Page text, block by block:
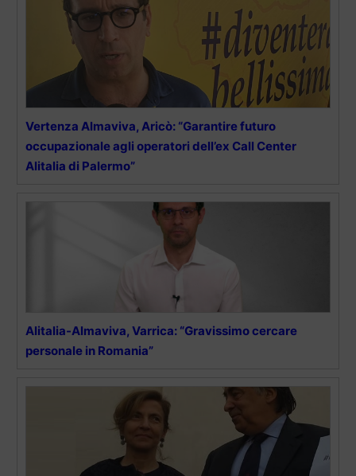
Vertenza Almaviva, Aricò: “Garantire futuro
occupazionale agli operatori dell’ex Call Center
Alitalia di Palermo”
Alitalia-Almaviva, Varrica: “Gravissimo cercare
personale in Romania”